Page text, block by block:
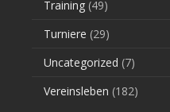
Training (49)
Turniere (29)
Uncategorized (7)
Vereinsleben (182)